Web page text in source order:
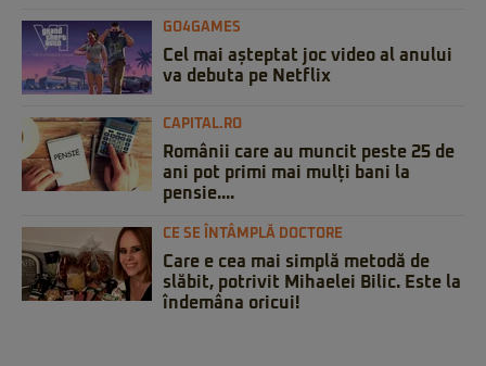
GO4GAMES
Cel mai așteptat joc video al anului
va debuta pe Netflix
CAPITAL.RO
Românii care au muncit peste 25 de
ani pot primi mai mulți bani la
pensie....
CE SE ÎNTÂMPLĂ DOCTORE
Care e cea mai simplă metodă de
slăbit, potrivit Mihaelei Bilic. Este la
îndemâna oricui!